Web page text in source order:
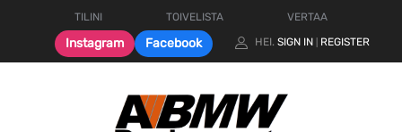
TILINI TOIVELISTA VERTAA
Instagram Facebook HEI. SIGN IN REGISTER